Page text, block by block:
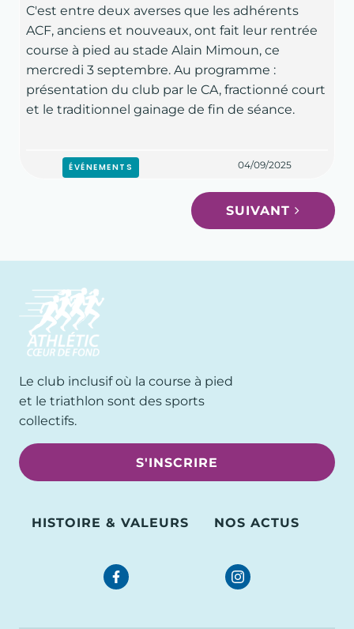
C'est entre deux averses que les adhérents
ACF, anciens et nouveaux, ont fait leur rentrée
course à pied au stade Alain Mimoun, ce
mercredi 3 septembre. Au programme :
présentation du club par le CA, fractionné court
et le traditionnel gainage de fin de séance.
ÉVÉNEMENTS 04/09/2025
SUIVANT
Le club inclusif où la course à pied
et le triathlon sont des sports
collectifs.
S'INSCRIRE
HISTOIRE & VALEURS NOS ACTUS